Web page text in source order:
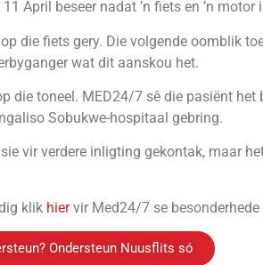
April beseer nadat ’n fiets en ’n motor
die fiets gery. Die volgende oomblik
wat dit aanskou het.
die toneel. MED24/7 sê die pasiënt het
Sobukwe-hospitaal gebring.
vir verdere inligting gekontak, maar
klik hiervir Med24/7 se besonderhede
Ondersteun Nuusflits só